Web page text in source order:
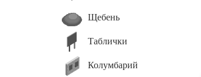
Щебень
Таблички
Колумбарий